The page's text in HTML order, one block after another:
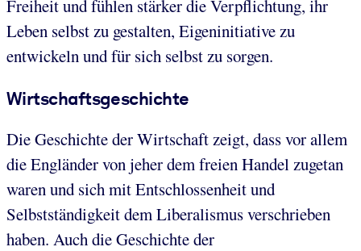
Freiheit und fühlen stärker die Verpflichtung, ihr
Leben selbst zu gestalten, Eigeninitiative zu
entwickeln und für sich selbst zu sorgen.
Wirtschaftsgeschichte
Die Geschichte der Wirtschaft zeigt, dass vor allem
die Engländer von jeher dem freien Handel zugetan
waren und sich mit Entschlossenheit und
Selbstständigkeit dem Liberalismus verschrieben
haben. Auch die Geschichte der